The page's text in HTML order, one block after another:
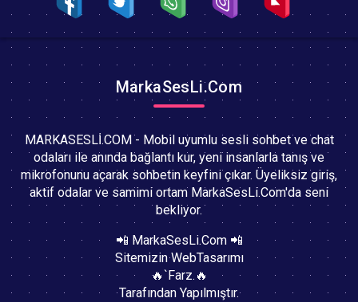
MarkaSesLi.Com
MARKASESLİ.COM - Mobil uyumlu sesli sohbet ve chat
odaları ile anında bağlantı kur, yeni insanlarla tanış ve
mikrofonunu açarak sohbetin keyfini çıkar. Üyeliksiz giriş,
aktif odalar ve samimi ortam MarkaSesLi.Com'da seni
bekliyor.
📲 MarkaSesLi.Com 📲
Sitemizin WebTasarımı
🔥`Farz.🔥
Tarafından Yapılmıştır.